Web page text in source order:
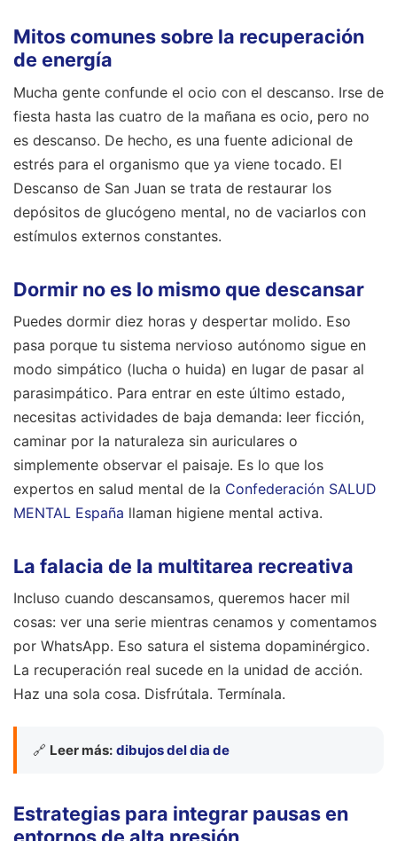
Mitos comunes sobre la recuperación
de energía
Mucha gente confunde el ocio con el descanso. Irse de
fiesta hasta las cuatro de la mañana es ocio, pero no
es descanso. De hecho, es una fuente adicional de
estrés para el organismo que ya viene tocado. El
Descanso de San Juan se trata de restaurar los
depósitos de glucógeno mental, no de vaciarlos con
estímulos externos constantes.
Dormir no es lo mismo que descansar
Puedes dormir diez horas y despertar molido. Eso
pasa porque tu sistema nervioso autónomo sigue en
modo simpático (lucha o huida) en lugar de pasar al
parasimpático. Para entrar en este último estado,
necesitas actividades de baja demanda: leer ficción,
caminar por la naturaleza sin auriculares o
simplemente observar el paisaje. Es lo que los
expertos en salud mental de la Confederación SALUD
MENTAL España llaman higiene mental activa.
La falacia de la multitarea recreativa
Incluso cuando descansamos, queremos hacer mil
cosas: ver una serie mientras cenamos y comentamos
por WhatsApp. Eso satura el sistema dopaminérgico.
La recuperación real sucede en la unidad de acción.
Haz una sola cosa. Disfrútala. Termínala.
🔗 Leer más: dibujos del dia de
Estrategias para integrar pausas en